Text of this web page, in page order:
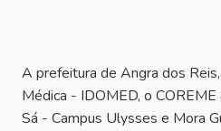
A prefeitura de Angra dos
Médica - IDOMED, o
Sá - Campus Ulysses e Mora